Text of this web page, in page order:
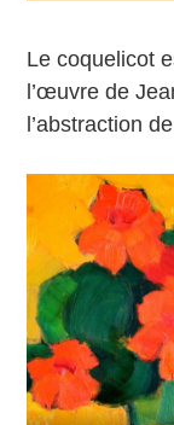
Le coquelicot
l’œuvre de
l’abstraction